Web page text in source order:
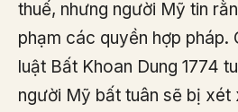
thuế, nhưng người Mỹ tin
phạm các quyền hợp pháp.
luật Bất Khoan Dung 1774
người Mỹ bất tuân sẽ bị